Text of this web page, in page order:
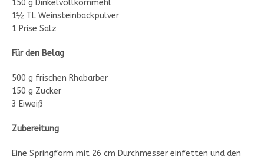
150 g Dinkelvollkornmehl
1½ TL Weinsteinbackpulver
1 Prise Salz
Für den Belag
500 g frischen Rhabarber
150 g Zucker
3 Eiweiß
Zubereitung
Eine Springform mit 26 cm Durchmesser einfetten und den